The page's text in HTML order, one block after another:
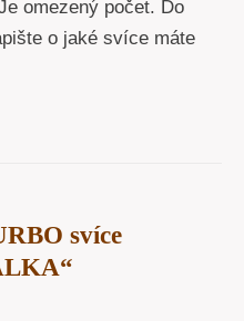
omezený počet. Do
o jaké svíce máte
svíce